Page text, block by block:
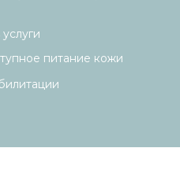
питание кожи